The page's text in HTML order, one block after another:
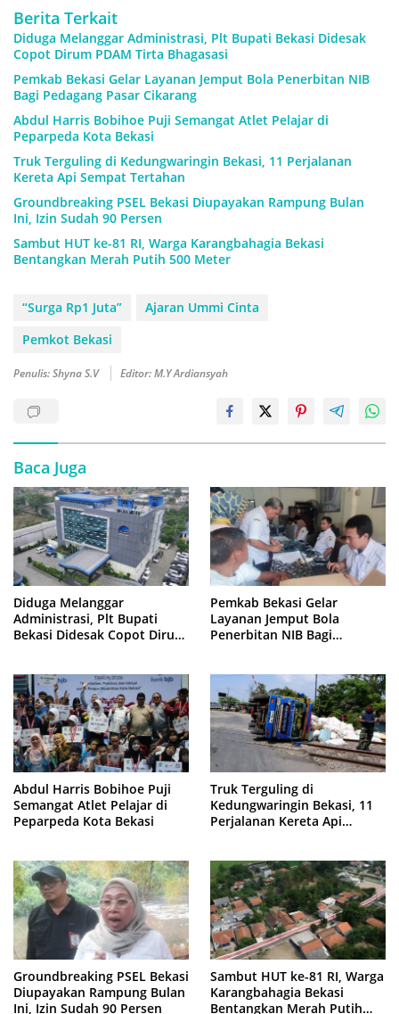
Berita Terkait
Diduga Melanggar Administrasi, Plt Bupati Bekasi Didesak
Copot Dirum PDAM Tirta Bhagasasi
Pemkab Bekasi Gelar Layanan Jemput Bola Penerbitan NIB
Bagi Pedagang Pasar Cikarang
Abdul Harris Bobihoe Puji Semangat Atlet Pelajar di
Peparpeda Kota Bekasi
Truk Terguling di Kedungwaringin Bekasi, 11 Perjalanan
Kereta Api Sempat Tertahan
Groundbreaking PSEL Bekasi Diupayakan Rampung Bulan
Ini, Izin Sudah 90 Persen
Sambut HUT ke-81 RI, Warga Karangbahagia Bekasi
Bentangkan Merah Putih 500 Meter
“Surga Rp1 Juta”
Ajaran Ummi Cinta
Pemkot Bekasi
Penulis: Shyna S.V Editor: M.Y Ardiansyah
Baca Juga
Diduga Melanggar
Administrasi, Plt Bupati
Bekasi Didesak Copot Dirum
Pemkab Bekasi Gelar
Layanan Jemput Bola
Penerbitan NIB Bagi
Abdul Harris Bobihoe Puji
Semangat Atlet Pelajar di
Peparpeda Kota Bekasi
Truk Terguling di
Kedungwaringin Bekasi, 11
Perjalanan Kereta Api
Groundbreaking PSEL Bekasi
Diupayakan Rampung Bulan
Ini, Izin Sudah 90 Persen
Sambut HUT ke-81 RI, Warga
Karangbahagia Bekasi
Bentangkan Merah Putih